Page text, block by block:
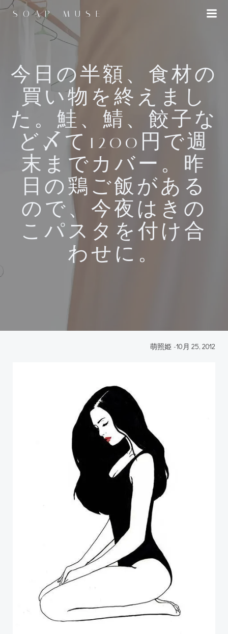
へ
ス
キ
ッ
プ
SOAP MUSE
今日の半額、食材の
買い物を終えまし
た。鮭、鯖、餃子な
ど〆て1200円で週
末までカバー。昨
日の鶏ご飯がある
ので、今夜はきの
こパスタを付け合
わせに。
萌照姫 -10月 25, 2012